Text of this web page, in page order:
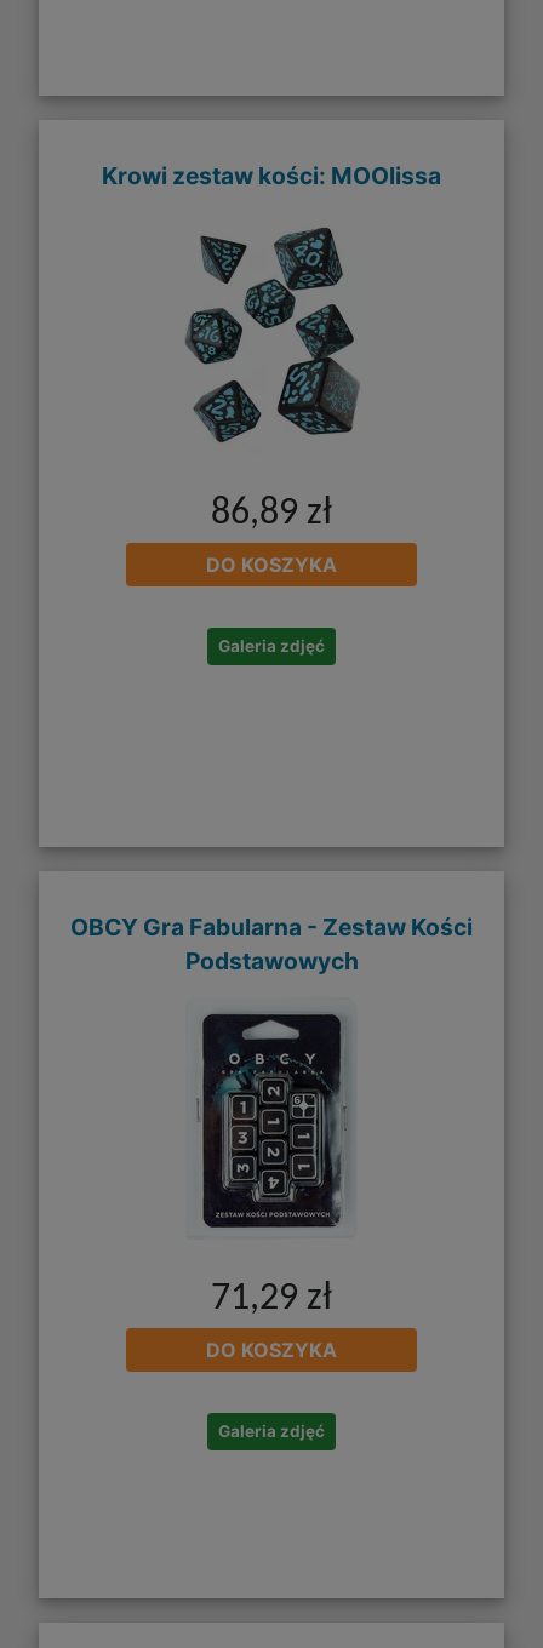
Krowi zestaw kości: MOOlissa
86,89 zł
DO KOSZYKA
Galeria zdjęć
OBCY Gra Fabularna - Zestaw Kości
Podstawowych
71,29 zł
DO KOSZYKA
Galeria zdjęć